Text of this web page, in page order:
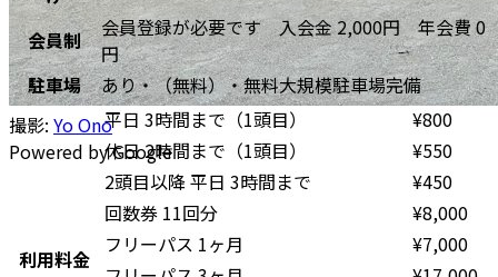
撮影: Yo Ono
Powered by Google
会員制
会員登録が必要です 入会金 2,000円 年会費 0
円
駐車場
あり・（無料）・無料大規模駐車場完備
利用料金
平日 3時間まで（1頭目） ¥800
休日 2時間まで（1頭目）
¥550
2頭目以降 平日 3時間まで
¥450
回数券 11回分
¥8,000
フリーパス 1ヶ月
¥7,000